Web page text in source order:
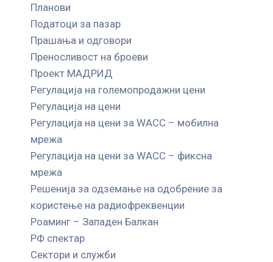
Планови
Податоци за пазар
Прашања и одговори
Преносливост на броеви
Проект МАДРИД
Регулација на големопродажни цени
Регулација на цени
Регулација на цени за WACC – мобилна
мрежа
Регулација на цени за WACC – фиксна
мрежа
Решенија за одземање на одобрение за
користење на радиофреквенции
Роаминг – Западен Балкан
РФ спектар
Сектори и служби